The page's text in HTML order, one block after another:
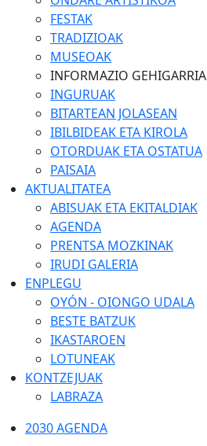
FESTAK
TRADIZIOAK
MUSEOAK
INFORMAZIO GEHIGARRIA
INGURUAK
BITARTEAN JOLASEAN
IBILBIDEAK ETA KIROLA
OTORDUAK ETA OSTATUA
PAISAIA
AKTUALITATEA
ABISUAK ETA EKITALDIAK
AGENDA
PRENTSA MOZKINAK
IRUDI GALERIA
ENPLEGU
OYÓN - OIONGO UDALA
BESTE BATZUK
IKASTAROEN
LOTUNEAK
KONTZEJUAK
LABRAZA
2030 AGENDA